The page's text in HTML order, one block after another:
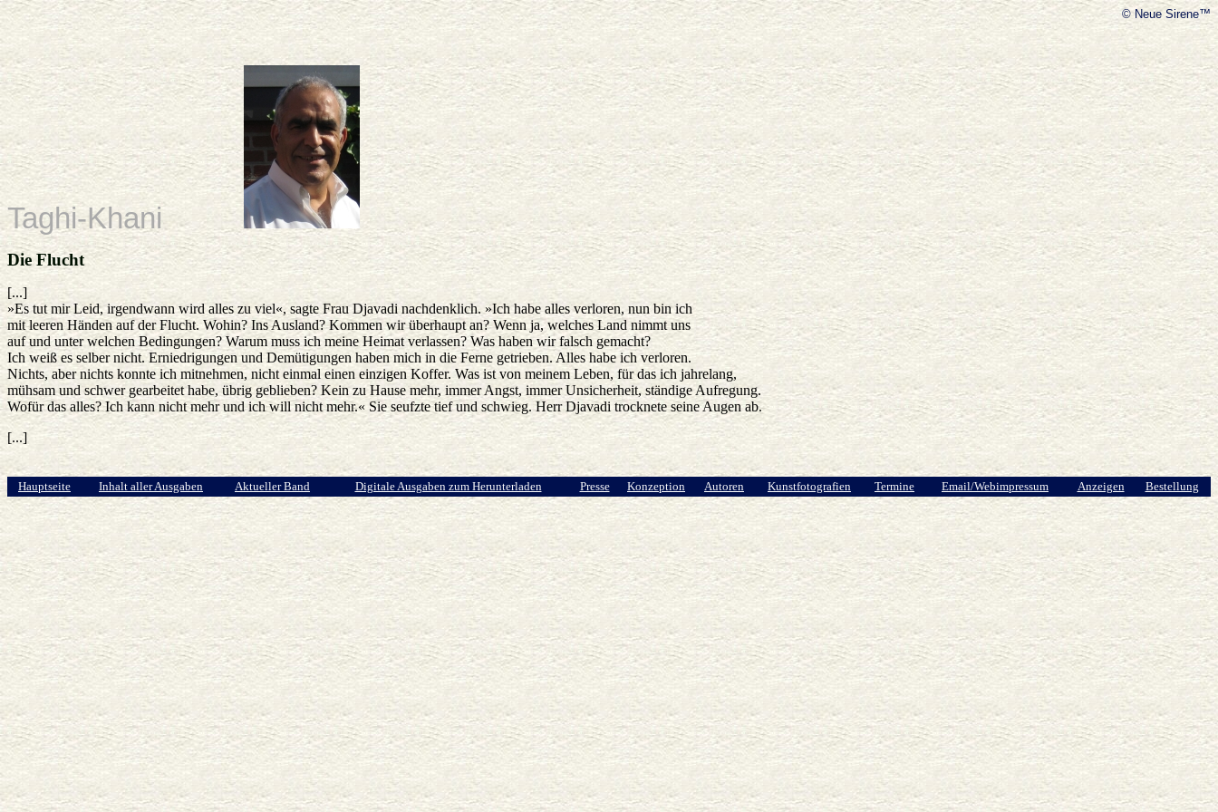
© Neue Sirene™
Taghi-Khani
Die Flucht
[...]
»Es tut mir Leid, irgendwann wird alles zu viel«, sagte Frau Djavadi nachdenklich. »Ich habe alles verloren, nun bin ich
mit leeren Händen auf der Flucht. Wohin? Ins Ausland? Kommen wir überhaupt an? Wenn ja, welches Land nimmt uns
auf und unter welchen Bedingungen? Warum muss ich meine Heimat verlassen? Was haben wir falsch gemacht?
Ich weiß es selber nicht. Erniedrigungen und Demütigungen haben mich in die Ferne getrieben. Alles habe ich verloren.
Nichts, aber nichts konnte ich mitnehmen, nicht einmal einen einzigen Koffer. Was ist von meinem Leben, für das ich jahrelang,
mühsam und schwer gearbeitet habe, übrig geblieben? Kein zu Hause mehr, immer Angst, immer Unsicherheit, ständige Aufregung.
Wofür das alles? Ich kann nicht mehr und ich will nicht mehr.« Sie seufzte tief und schwieg. Herr Djavadi trocknete seine Augen ab.
[...]
Hauptseite Inhalt aller Ausgaben Aktueller Band Digitale Ausgaben zum Herunterladen Presse Konzeption Autoren Kunstfotografien Termine Email/Webimpressum Anzeigen Bestellung